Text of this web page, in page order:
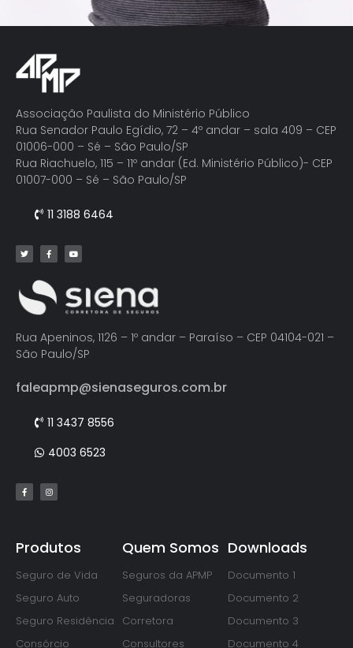
Associação Paulista do Ministério Público
Rua Senador Paulo Egídio, 72 – 4º andar – sala 409 – CEP
01006-000 – Sé – São Paulo/SP
Rua Riachuelo, 115 – 11º andar (Ed. Ministério Público)- CEP
01007-000 – Sé – São Paulo/SP
11 3188 6464
Rua Apeninos, 1126 – 1º andar – Paraíso – CEP 04104-021 –
São Paulo/SP
faleapmp@sienaseguros.com.br
11 3437 8556
4003 6523
Produtos
Seguro de Vida
Seguro Auto
Seguro Residência
Consórcio
Quem Somos
Seguros da APMP
Seguradoras
Corretora
Consultores
Downloads
Documento 1
Documento 2
Documento 3
Documento 4